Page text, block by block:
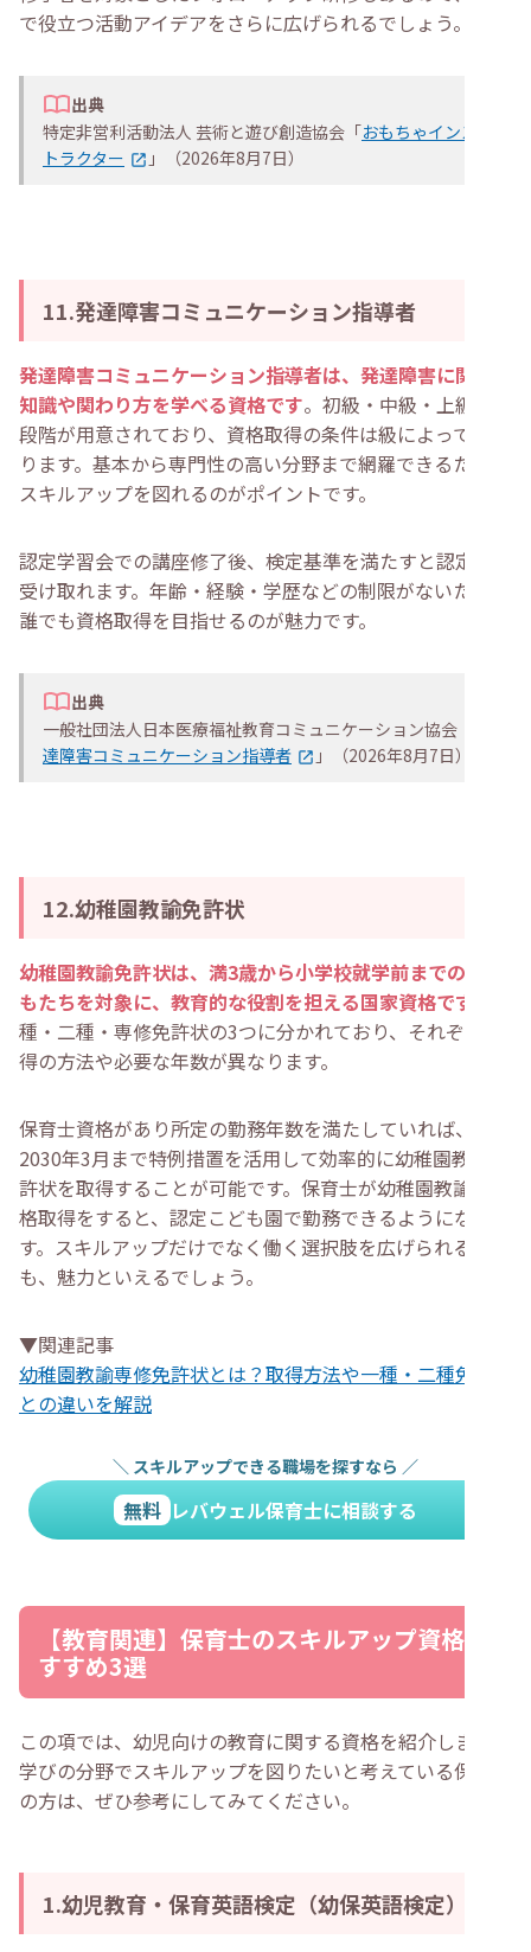
で役立つ活動アイデアをさらに広げられるでしょう。
出典
特定非営利活動法人 芸術と遊び創造協会「おもちゃインス
トラクター
」（2026年8月7日）
11.発達障害コミュニケーション指導者
発達障害コミュニケーション指導者は、発達障害に関する
知識や関わり方を学べる資格です。初級・中級・上級の3
段階が用意されており、資格取得の条件は級によって異な
ります。基本から専門性の高い分野まで網羅できるため、
スキルアップを図れるのがポイントです。
認定学習会での講座修了後、検定基準を満たすと認定証を
受け取れます。年齢・経験・学歴などの制限がないため、
誰でも資格取得を目指せるのが魅力です。
出典
一般社団法人日本医療福祉教育コミュニケーション協会「
達障害コミュニケーション指導者
」（2026年8月7日）
12.幼稚園教諭免許状
幼稚園教諭免許状は、満3歳から小学校就学前までの子ど
もたちを対象に、教育的な役割を担える国家資格です
種・二種・専修免許状の3つに分かれており、それぞれ取
得の方法や必要な年数が異なります。
保育士資格があり所定の勤務年数を満たしていれば、
2030年3月まで特例措置を活用して効率的に幼稚園教諭免
許状を取得することが可能です。保育士が幼稚園教諭の資
格取得をすると、認定こども園で勤務できるようになりま
す。スキルアップだけでなく働く選択肢を広げられること
も、魅力といえるでしょう。
▼関連記事
幼稚園教諭専修免許状とは？取得方法や一種・二種免許状
との違いを解説
＼ スキルアップできる職場を探すなら ／
無料 レバウェル保育士に相談する
【教育関連】保育士のスキルアップ資格お
すすめ3選
この項では、幼児向けの教育に関する資格を紹介します。
学びの分野でスキルアップを図りたいと考えている保育士
の方は、ぜひ参考にしてみてください。
1.幼児教育・保育英語検定（幼保英語検定）